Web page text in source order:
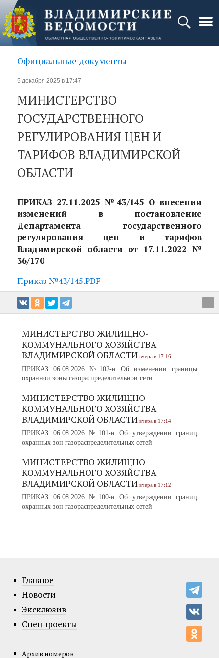
Официальные документы
5 декабря 2025 в 17:47
МИНИСТЕРСТВО
ГОСУДАРСТВЕННОГО
РЕГУЛИРОВАНИЯ ЦЕН И
ТАРИФОВ ВЛАДИМИРСКОЙ
ОБЛАСТИ
ПРИКАЗ 27.11.2025 №43/145 О внесении
изменений в постановление
Департамента государственного
регулирования цен и тарифов
Владимирской области от 17.11.2022 №
36/170
Приказ №43/145.PDF
МИНИСТЕРСТВО ЖИЛИЩНО-
КОММУНАЛЬНОГО ХОЗЯЙСТВА
ВЛАДИМИРСКОЙ ОБЛАСТИ вчера в 17:16
ПРИКАЗ 06.08.2026 №102-н Об изменении границы
охранной зоны газораспределительной сети
МИНИСТЕРСТВО ЖИЛИЩНО-
КОММУНАЛЬНОГО ХОЗЯЙСТВА
ВЛАДИМИРСКОЙ ОБЛАСТИ вчера в 17:14
ПРИКАЗ 06.08.2026 №101-н Об утверждении границ
охранных зон газораспределительных сетей
МИНИСТЕРСТВО ЖИЛИЩНО-
КОММУНАЛЬНОГО ХОЗЯЙСТВА
ВЛАДИМИРСКОЙ ОБЛАСТИ вчера в 17:12
ПРИКАЗ 06.08.2026 №100-н Об утверждении границ
охранных зон газораспределительных сетей
Главное
Новости
Эксклюзив
Спецпроекты
Архив номеров